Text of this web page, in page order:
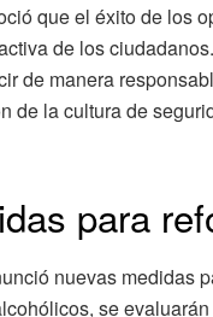
que el éxito de los
de los
de manera
de la cultura de
para
nuevas medidas
se